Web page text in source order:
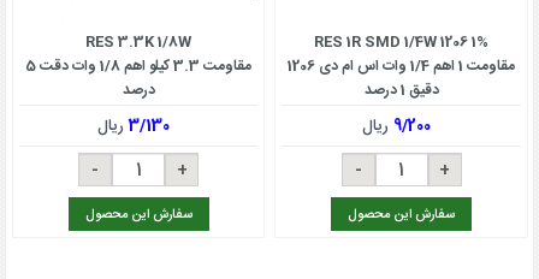
RES 1R SMD 1/4W 1206 1%
مقاومت 1 اهم 1/4 وات اس ام دی 1206
دقیق 1 درصد
9/200 ریال
سفارش این محصول
RES 3.3K 1/8W
مقاومت 3.3 کیلو اهم 1/8 وات دقت 5
درصد
3/130ریال
سفارش این محصول